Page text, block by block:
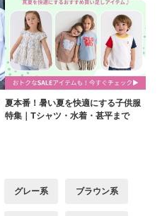
夏本番！暑い夏を快適にする子供服
特集｜Tシャツ・水着・甚平まで
グレー系 ブラウン系